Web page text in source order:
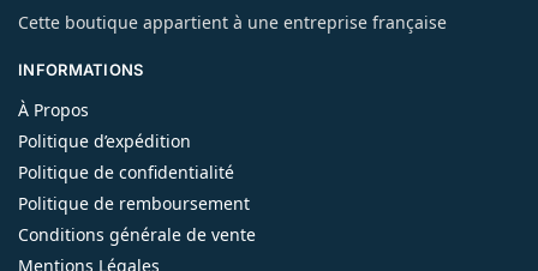
Cette boutique appartient à une entreprise française
INFORMATIONS
À Propos
Politique d’expédition
Politique de confidentialité
Politique de remboursement
Conditions générale de vente
Mentions Légales